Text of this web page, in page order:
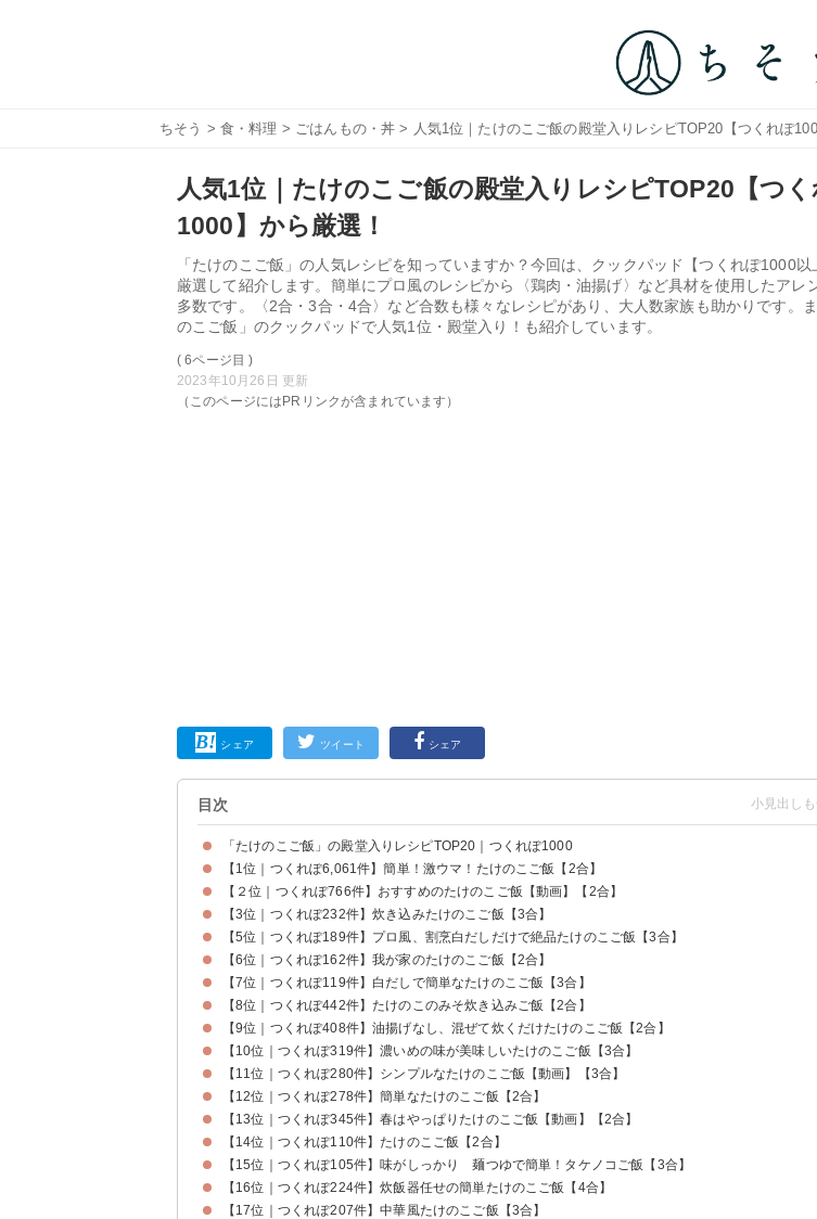
ちそう > 食・料理 > ごはんもの・丼 > 人気1位｜たけのこご飯の殿堂入りレシピTOP20【つくれぽ
人気1位｜たけのこご飯の殿堂入りレシピTOP20【つ
1000】から厳選！
「たけのこご飯」の人気レシピを知っていますか？今回は、クックパッド【つくれぽ1000以
厳選して紹介します。簡単にプロ風のレシピから〈鶏肉・油揚げ〉など具材を使用したアレ
多数です。〈2合・3合・4合〉など合数も様々なレシピがあり、大人数家族も助かりです。
のこご飯」のクックパッドで人気1位・殿堂入り！も紹介しています。
( 6ページ目 )
2023年10月26日 更新
（このページにはPRリンクが含まれています）
シェア ツイート シェア
目次
「たけのこご飯」の殿堂入りレシピTOP20｜つくれぽ1000
【1位｜つくれぽ6,061件】簡単！激ウマ！たけのこご飯【2合】
【２位｜つくれぽ766件】おすすめのたけのこご飯【動画】【2合】
【3位｜つくれぽ232件】炊き込みたけのこご飯【3合】
【5位｜つくれぽ189件】プロ風、割烹白だしだけで絶品たけのこご飯【3合】
【6位｜つくれぽ162件】我が家のたけのこご飯【2合】
【7位｜つくれぽ119件】白だしで簡単なたけのこご飯【3合】
【8位｜つくれぽ442件】たけのこのみそ炊き込みご飯【2合】
【9位｜つくれぽ408件】油揚げなし、混ぜて炊くだけたけのこご飯【2合】
【10位｜つくれぽ319件】濃いめの味が美味しいたけのこご飯【3合】
【11位｜つくれぽ280件】シンプルなたけのこご飯【動画】【3合】
【12位｜つくれぽ278件】簡単なたけのこご飯【2合】
【13位｜つくれぽ345件】春はやっぱりたけのこご飯【動画】【2合】
【14位｜つくれぽ110件】たけのこご飯【2合】
【15位｜つくれぽ105件】味がしっかり 麺つゆで簡単！タケノコご飯【3合】
【16位｜つくれぽ224件】炊飯器任せの簡単たけのこご飯【4合】
【17位｜つくれぽ207件】中華風たけのこご飯【3合】